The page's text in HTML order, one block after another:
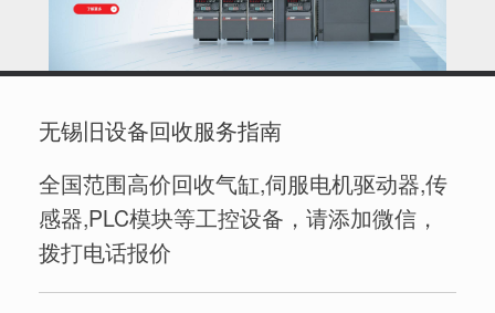
无锡旧设备回收服务指南
全国范围高价回收气缸,伺服电机驱动器,传
感器,PLC模块等工控设备，请添加微信，
拨打电话报价